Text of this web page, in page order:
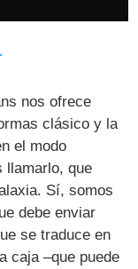
nos ofrece
clásico y la
el modo
llamarlo, que
Sí, somos
debe enviar
se traduce en
caja –que puede